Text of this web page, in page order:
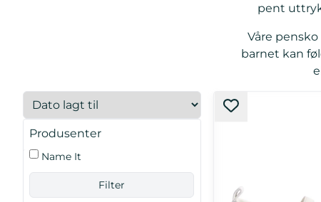
pent
Våre
barnet kan
Produsenter
Name It